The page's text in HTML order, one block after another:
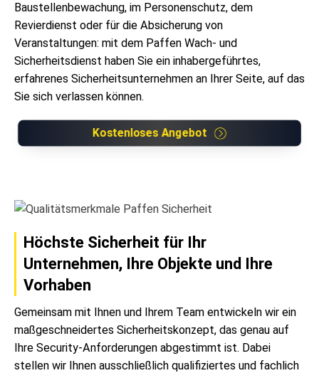
Baustellenbewachung, im Personenschutz, dem
Revierdienst oder für die Absicherung von
Veranstaltungen: mit dem Paffen Wach- und
Sicherheitsdienst haben Sie ein inhabergeführtes,
erfahrenes Sicherheits­unternehmen an Ihrer Seite, auf das
Sie sich verlassen können.
Kostenloses Angebot
Höchste Sicherheit für Ihr
Unternehmen, Ihre Objekte und Ihre
Vorhaben
Gemeinsam mit Ihnen und Ihrem Team entwickeln wir ein
maßgeschneidertes Sicherheitskonzept, das genau auf
Ihre Security-Anforderungen abgestimmt ist. Dabei
stellen wir Ihnen ausschließlich qualifiziertes und fachlich